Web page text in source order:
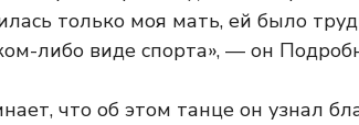
только моя мать, ей было
либо виде спорта», — он
что об этом танце он узнал